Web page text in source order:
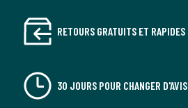
RETOURS GRATUITS ET RAPIDES
30 JOURS POUR CHANGER D'AVIS